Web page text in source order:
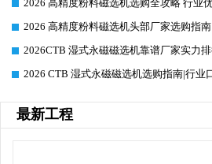
2026 高精度粉料磁选机选购全攻略 行业
2026 高精度粉料磁选机头部厂家选购指
2026CTB 湿式永磁磁选机靠谱厂家实力
2026 CTB 湿式永磁磁选机选购指南|行
最新工程